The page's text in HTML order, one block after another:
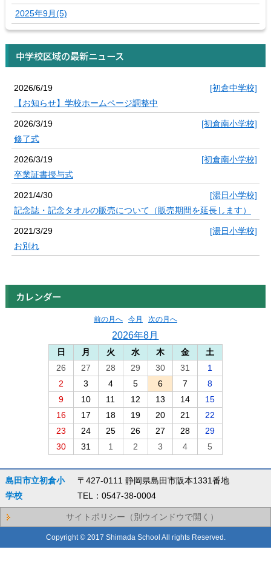
2025年9月(5)
中学校区域の最新ニュース
2026/6/19
[初倉中学校]
【お知らせ】学校ホームページ調整中
2026/3/19
[初倉南小学校]
修了式
2026/3/19
[初倉南小学校]
卒業証書授与式
2021/4/30
[湯日小学校]
記念誌・記念タオルの販売について（販売期間を延長します）
2021/3/29
[湯日小学校]
お別れ
カレンダー
前の月へ 今月 次の月へ
2026年8月
日 月 火 水 木 金
土
26
27 28 29 30 31
1
2
3 4 5 6 7
8
9
10 11 12 13 14
15
16
17 18 19 20 21
22
23
24 25 26 27 28
29
30
31 1 2 3 4 5
島田市立初倉小
学校
〒427-0111 静岡県島田市阪本1331番地
TEL：0547-38-0004
サイトポリシー（別ウインドウで開く）
Copyright © 2017 Shimada School All rights Reserved.